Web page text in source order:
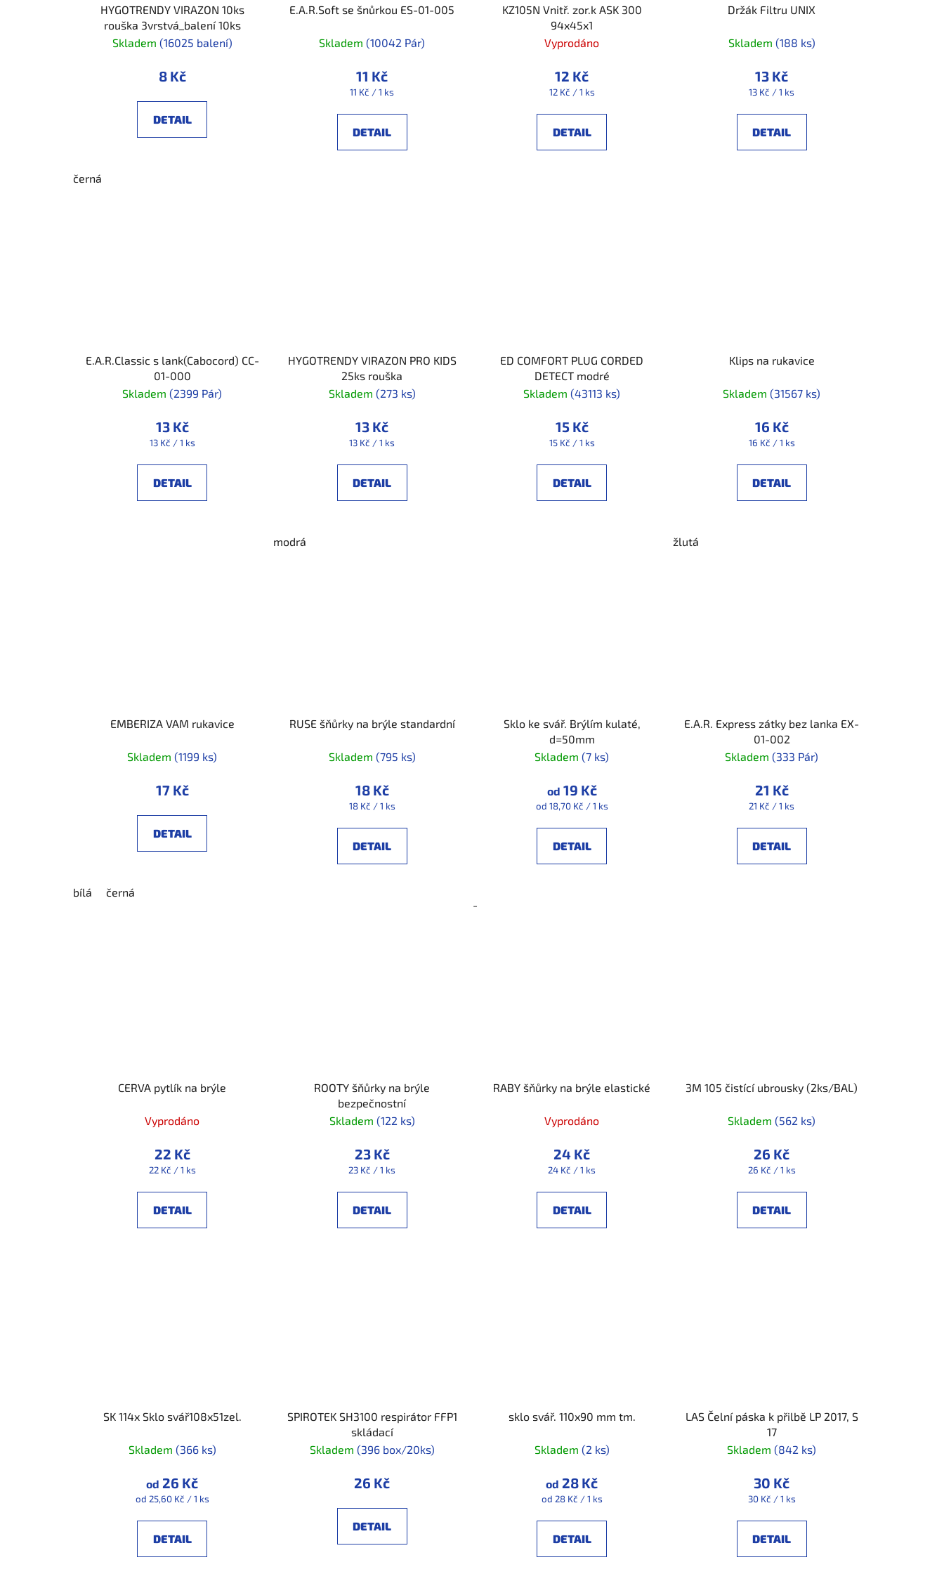
HYGOTRENDY VIRAZON 10ks
rouška 3vrstvá_balení 10ks
Skladem (16025 balení)
8 Kč
DETAIL
černá
E.A.R.Soft se šnůrkou ES-01-005
Skladem(10042 Pár)
11 Kč
Měrná
11 Kč / 1 ks
DETAIL
KZ105N Vnitř. zor.k ASK 300
94x45x1
Vyprodáno
12 Kč
Měrná
12 Kč / 1 ks
DETAIL
Držák Filtru UNIX
Skladem (188 ks)
13 Kč
Měrná
13 Kč / 1 ks
DETAIL
E.A.R.Classic s lank(Cabocord) CC-
01-000
Skladem(2399 Pár)
13 Kč
Měrná
13 Kč / 1 ks
DETAIL
HYGOTRENDY VIRAZON PRO KIDS
25ks rouška
Skladem (273 ks)
13 Kč
Měrná
13 Kč / 1 ks
DETAIL
modrá
ED COMFORT PLUG CORDED
DETECT modré
Skladem(43113 ks)
15 Kč
Měrná
15 Kč / 1 ks
DETAIL
Klips na rukavice
Skladem(31567 ks)
16 Kč
Měrná
16 Kč / 1 ks
DETAIL
žlutá
EMBERIZA VAM rukavice
Skladem(1199 ks)
17 Kč
DETAIL
bílá černá
RUSE šňůrky na brýle standardní
Skladem (795 ks)
18 Kč
Měrná
18 Kč / 1 ks
DETAIL
Sklo ke svář. Brýlím kulaté,
d=50mm
Skladem(7 ks)
od 19 Kč
Měrná
od 18,70 Kč / 1 ks
DETAIL
-
E.A.R. Express zátky bez lanka EX-
01-002
Skladem(333 Pár)
21 Kč
Měrná
21 Kč / 1 ks
DETAIL
CERVA pytlík na brýle
Vyprodáno
22 Kč
Měrná
22 Kč / 1 ks
DETAIL
ROOTY šňůrky na brýle
bezpečnostní
Skladem (122 ks)
23 Kč
Měrná
23 Kč / 1 ks
DETAIL
RABY šňůrky na brýle elastické
Vyprodáno
24 Kč
Měrná
24 Kč / 1 ks
DETAIL
3M 105 čistící ubrousky (2ks/BAL)
Skladem(562 ks)
26 Kč
Měrná
26 Kč / 1 ks
DETAIL
SK 114x Sklo svář108x51zel.
Skladem (366 ks)
od 26 Kč
Měrná
od 25,60 Kč / 1 ks
DETAIL
SPIROTEK SH3100 respirátor FFP1
skládací
Skladem (396 box/20ks)
26 Kč
DETAIL
sklo svář. 110x90 mm tm.
Skladem (2 ks)
od 28 Kč
Měrná
od 28 Kč / 1 ks
DETAIL
LAS Čelní páska k přilbě LP 2017, S
17
Skladem(842 ks)
30 Kč
Měrná
30 Kč / 1 ks
DETAIL